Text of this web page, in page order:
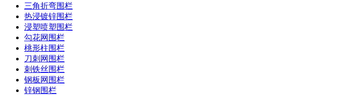
三角折弯围栏
热浸镀锌围栏
浸塑喷塑围栏
勾花网围栏
桃形柱围栏
刀刺网围栏
刺铁丝围栏
钢板网围栏
锌钢围栏